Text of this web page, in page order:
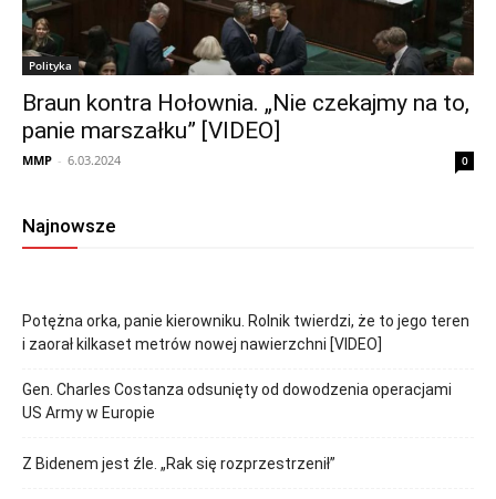
Polityka
Braun kontra Hołownia. „Nie czekajmy na to,
panie marszałku” [VIDEO]
MMP - 6.03.2024 0
Najnowsze
Potężna orka, panie kierowniku. Rolnik twierdzi, że to jego teren
i zaorał kilkaset metrów nowej nawierzchni [VIDEO]
Gen. Charles Costanza odsunięty od dowodzenia operacjami
US Army w Europie
Z Bidenem jest źle. „Rak się rozprzestrzenił”